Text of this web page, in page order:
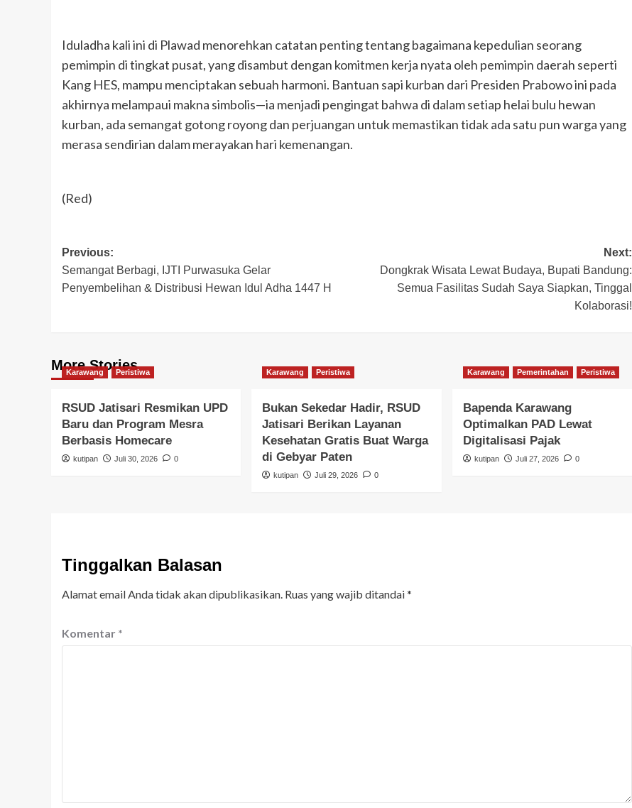
Iduladha kali ini di Plawad menorehkan catatan penting tentang bagaimana kepedulian seorang
pemimpin di tingkat pusat, yang disambut dengan komitmen kerja nyata oleh pemimpin daerah seperti
Kang HES, mampu menciptakan sebuah harmoni. Bantuan sapi kurban dari Presiden Prabowo ini pada
akhirnya melampaui makna simbolis—ia menjadi pengingat bahwa di dalam setiap helai bulu hewan
kurban, ada semangat gotong royong dan perjuangan untuk memastikan tidak ada satu pun warga yang
merasa sendirian dalam merayakan hari kemenangan.
(Red)
Post
navigation
Previous:
Semangat Berbagi, IJTI Purwasuka Gelar
Penyembelihan & Distribusi Hewan Idul Adha 1447 H
Next:
Dongkrak Wisata Lewat Budaya, Bupati Bandung:
Semua Fasilitas Sudah Saya Siapkan, Tinggal
Kolaborasi!
More Stories
Karawang Peristiwa
RSUD Jatisari Resmikan UPD
Baru dan Program Mesra
Berbasis Homecare
kutipan Juli 30, 2026 0
Karawang Peristiwa
Bukan Sekedar Hadir, RSUD
Jatisari Berikan Layanan
Kesehatan Gratis Buat Warga
di Gebyar Paten
kutipan Juli 29, 2026 0
Karawang Pemerintahan Peristiwa
Bapenda Karawang
Optimalkan PAD Lewat
Digitalisasi Pajak
kutipan Juli 27, 2026 0
Tinggalkan Balasan
Alamat email Anda tidak akan dipublikasikan. Ruas yang wajib ditandai*
Komentar *